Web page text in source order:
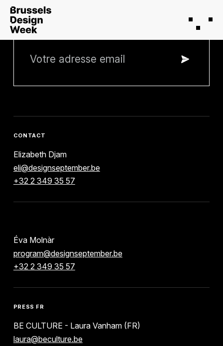
RESTEZ INFORMÉ
CONTACT
Elizabeth Djam
eli@designseptember.be
+32 2 349 35 57
Éva Molnàr
program@designseptember.be
+32 2 349 35 57
PRESS FR
BE CULTURE - Laura Vanham (FR)
laura@beculture.be